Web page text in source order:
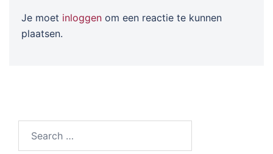
Je moet inloggen om een reactie te kunnen
plaatsen.